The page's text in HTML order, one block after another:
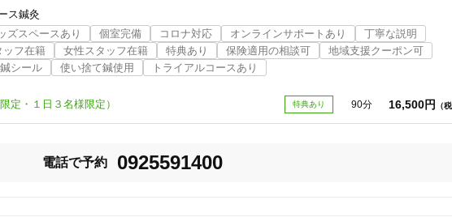
事や買い物帰りにも気軽にお立ち寄りいただけます。
ットカードやQRコード決済、交通系ICカード等、ほとんどのキャッシュレス決済がご利用い
定・１日３名様限定で、お得な「おためしコース」（通常16,500円→1,980円）をご用意して
ことなく、ぜひ一度ご相談ください。
ス鍼灸
ズスペースあり 個室完備 コロナ対応 オンラインサポートあり
丁寧な説明
ッフ在籍 女性スタッフ在籍 特典あり 保険適用の相談可
地域支援クーポン可
シール 使い捨て鍼使用 トライアルコースあり
定・１日３名様限定） 特典あり 90分 16,500円 （
電話で予約 0925591400